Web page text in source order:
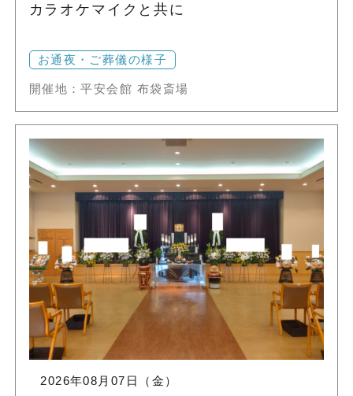
カラオケマイクと共に
お通夜・ご葬儀の様子
開催地：平安会館 布袋斎場
2026年08月07日（金）